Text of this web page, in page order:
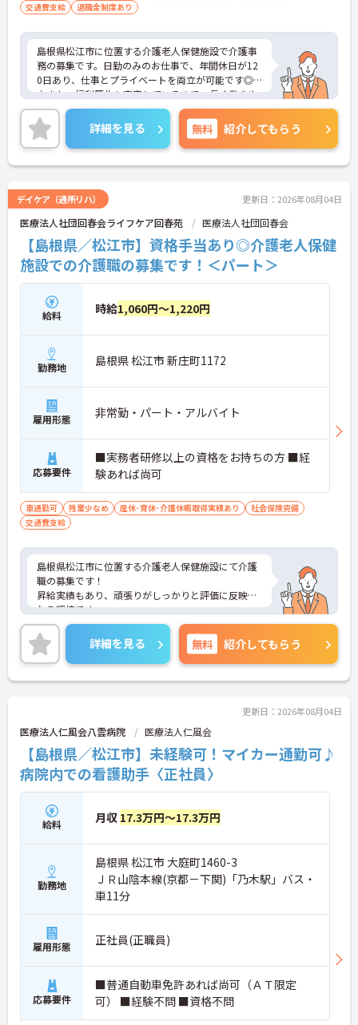
交通費支給
退職金制度あり
島根県松江市に位置する介護老人保健施設で介護事
務の募集です。日勤のみのお仕事で、年間休日が12
0日あり、仕事とプライベートを両立が可能です◎
♪また、福利厚生も充実しているので、長く働きや
すい環境が整っています♪ご興味のある方はご面接
のポイントお伝えしますのでご気軽にお問い合わせ
ください。
詳細を見る 無料 紹介してもらう
デイケア（通所リハ） 更新日：2026年08月04日
医療法人社団回春会ライフケア回春苑 医療法人社団回春会
【島根県／松江市】資格手当あり◎介護老人保健
施設での介護職の募集です！＜パート＞
給料 時給1,060円～1,220円
勤務地 島根県 松江市 新庄町1172
雇用形態 非常勤・パート・アルバイト
応募要件
■実務者研修以上の資格をお持ちの方 ■経
験あれば尚可
車通勤可 残業少なめ 産休･育休･介護休暇取得実績あり
社会保険完備
交通費支給
島根県松江市に位置する介護老人保健施設にて介護
職の募集です！
昇給実績もあり、頑張りがしっかりと評価に反映さ
れる環境です。
ご興味ある方には、面接対策ポイントなど、さらに
詳細をお話しいたしますのでお気軽にご相談くださ
い！
詳細を見る 無料 紹介してもらう
更新日：2026年08月04日
医療法人仁風会八雲病院 医療法人仁風会
【島根県／松江市】未経験可！マイカー通勤可♪
病院内での看護助手〈正社員〉
給料 月収 17.3万円～17.3万円
勤務地
島根県 松江市 大庭町1460-3
ＪＲ山陰本線(京都－下関)「乃木駅」バス・
車11分
雇用形態 正社員(正職員)
応募要件
■普通自動車免許あれば尚可（ＡＴ限定
可） ■経験不問 ■資格不問